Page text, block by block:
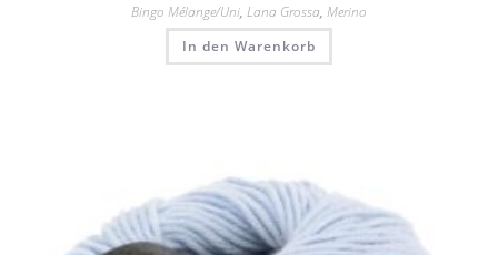
Bingo Mélange/​Uni, Lana Grossa, Merino
In den Warenkorb